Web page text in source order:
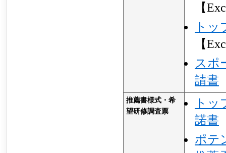
【
トッ
【
スポ
請書
推薦書様式・希
望研修調査票
ト
諾書
ポテ